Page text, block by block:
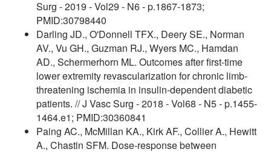
Surg - 2019 - Vol29 - N6 - p.1867-1873;
PMID:30798440
Darling JD., O'Donnell TFX., Deery SE., Norman
AV., Vu GH., Guzman RJ., Wyers MC., Hamdan
AD., Schermerhorn ML. Outcomes after first-time
lower extremity revascularization for chronic limb-
threatening ischemia in insulin-dependent diabetic
patients. // J Vasc Surg - 2018 - Vol68 - N5 - p.1455-
1464.e1; PMID:30360841
Paing AC., McMillan KA., Kirk AF., Collier A., Hewitt
A., Chastin SFM. Dose-response between